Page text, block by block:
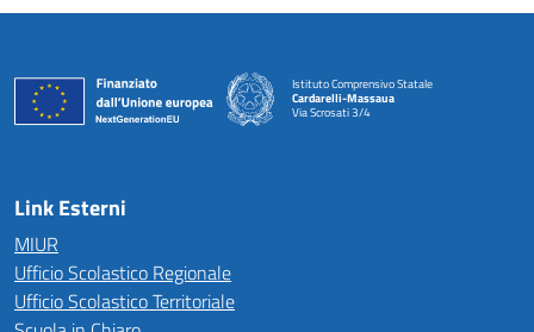
Istituto Comprensivo Statale
Cardarelli-Massaua
Via Scrosati 3/4
Link Esterni
MIUR
Ufficio Scolastico Regionale
Ufficio Scolastico Territoriale